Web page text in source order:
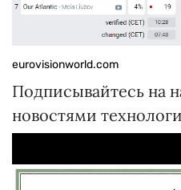
eurovisionworld.com
Подписывайтесь на
новостями